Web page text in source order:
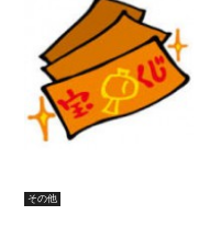
その他